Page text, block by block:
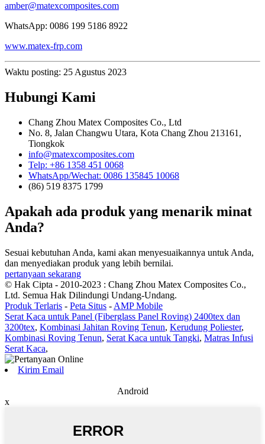
amber@matexcomposites.com
WhatsApp: 0086 199 5186 8922
www.matex-frp.com
Waktu posting: 25 Agustus 2023
Hubungi Kami
Chang Zhou Matex Composites Co., Ltd
No. 8, Jalan Changwu Utara, Kota Chang Zhou 213161,
Tiongkok
info@matexcomposites.com
Telp: +86 1358 451 0068
WhatsApp/Wechat: 0086 135845 10068
(86) 519 8375 1799
Apakah ada produk yang menarik minat
Anda?
Sesuai kebutuhan Anda, kami akan menyesuaikannya untuk Anda,
dan menyediakan produk yang lebih bernilai.
pertanyaan sekarang
© Hak Cipta - 2010-2023 : Chang Zhou Matex Composites Co.,
Ltd. Semua Hak Dilindungi Undang-Undang.
Produk Terlaris - Peta Situs - AMP Mobile
Serat Kaca untuk Panel (Fiberglass Panel Roving) 2400tex dan
3200tex, Kombinasi Jahitan Roving Tenun, Kerudung Poliester,
Kombinasi Roving Tenun, Serat Kaca untuk Tangki, Matras Infusi
Serat Kaca,
Kirim Email
Android
x